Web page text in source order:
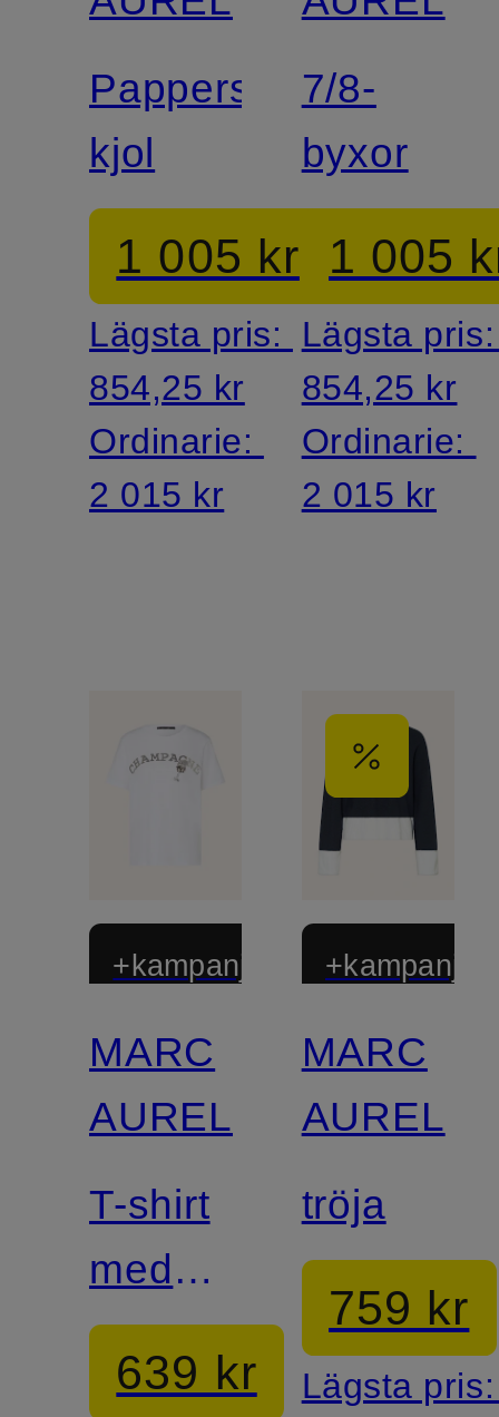
Papperspåse-
kjol
1 005 kr
Lägsta pris:
854,25 kr
Ordinarie:
2 015 kr
7/8-
byxor
1 005
Lägsta
854,25 kr
Ordinarie:
2 015 kr
+kampanjrabatt
MARC
AUREL
T-shirt
med
strass
639 kr
MARC
AUREL
tröja
759 kr
Lägsta